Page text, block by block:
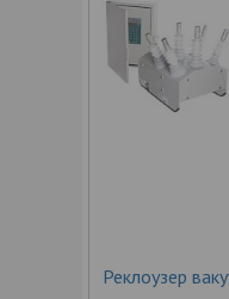
Реклоузер